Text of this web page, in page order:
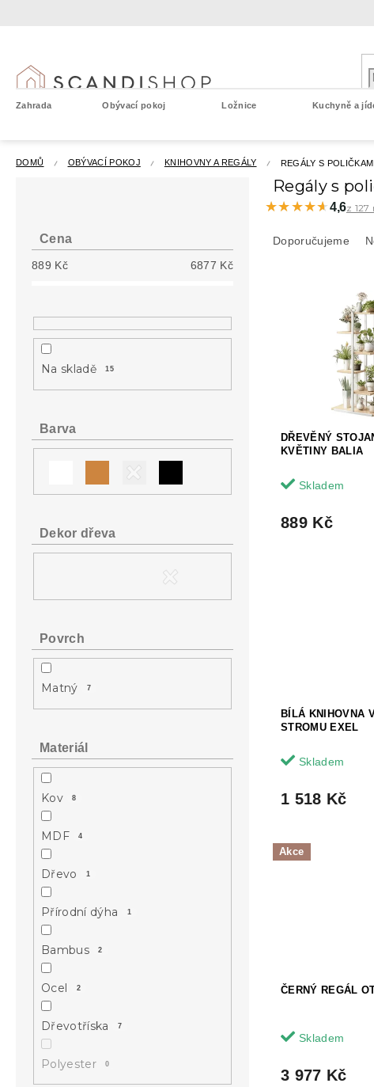
Zahrada Obývací pokoj Ložnice Kuchyně a
DOMŮ OBÝVACÍ POKOJ KNIHOVNY A REGÁLY REGÁLY S POLIČKAMI
Cena
889 Kč 6877 Kč
Na skladě 15
Barva
Dekor dřeva
Povrch
Matný 7
Materiál
Kov 8
MDF 4
Dřevo 1
Přírodní dýha 1
Bambus 2
Ocel 2
Dřevotříska 7
Polyester 0
Regály s
★★★★★
★★★★★4,6z 127
Doporučujeme
DŘEVĚNÝ
KVĚTINY BALIA
Skladem
889 Kč
BÍLÁ KNIHOVNA
STROMU EXEL
Skladem
1 518 Kč
Akce
ČERNÝ REGÁL
Skladem
3 977 Kč